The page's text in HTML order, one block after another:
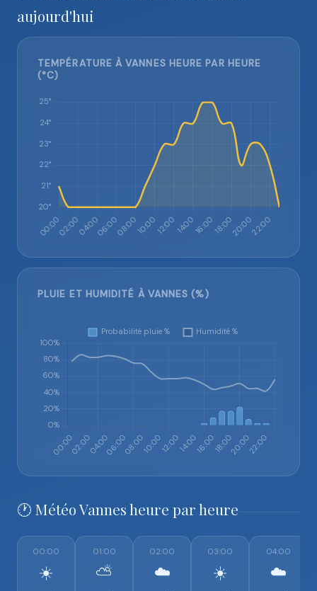
aujourd'hui
TEMPÉRATURE À VANNES HEURE PAR HEURE
(°C)
PLUIE ET HUMIDITÉ À VANNES (%)
🕐 Météo Vannes heure par heure
00:00
☀️
01:00
⛅
02:00
☁️
03:00
☀️
04:00
☁️